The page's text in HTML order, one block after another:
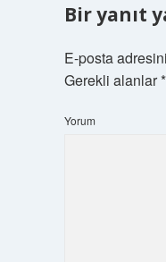
Bir yanıt
E-posta
Gerekli alanlar*
Yorum